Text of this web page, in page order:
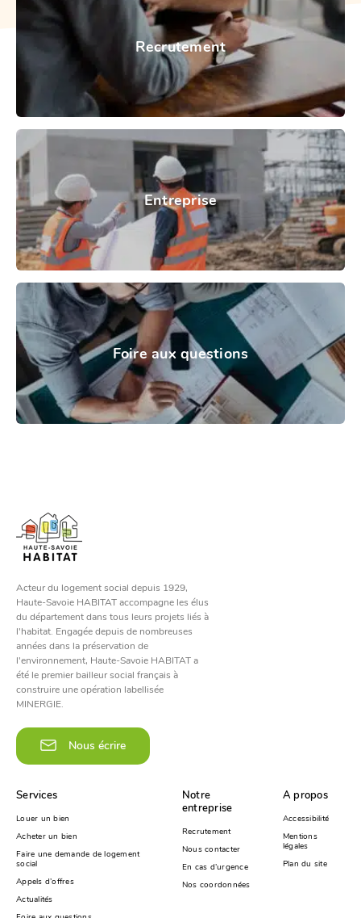
Recrutement
Entreprise
Foire aux questions
Acteur du logement social depuis 1929,
Haute-Savoie HABITAT accompagne les élus
du département dans tous leurs projets liés à
l'habitat. Engagée depuis de nombreuses
années dans la préservation de
l'environnement, Haute-Savoie HABITAT a
été le premier bailleur social français à
construire une opération labellisée
MINERGIE.
Nous écrire
Services
Louer un bien
Acheter un bien
Faire une demande de logement
social
Appels d’offres
Actualités
Notre
entreprise
Recrutement
Nous contacter
En cas d’urgence
Nos coordonnées
A propos
Accessibilité
Mentions
légales
Plan du site